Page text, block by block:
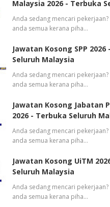
Malaysia 2026 - Terbuka
Anda sedang mencari
anda semua kerana piha…
Jawatan Kosong SPP
Seluruh Malaysia
Anda sedang mencari
anda semua kerana piha…
Jawatan Kosong Jabatan
2026 - Terbuka Seluruh
Anda sedang mencari
anda semua kerana piha…
Jawatan Kosong UiTM
Seluruh Malaysia
Anda sedang mencari
anda semua kerana piha…